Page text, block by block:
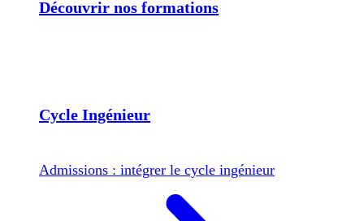
Découvrir nos formations
Cycle Ingénieur
Admissions : intégrer le cycle ingénieur